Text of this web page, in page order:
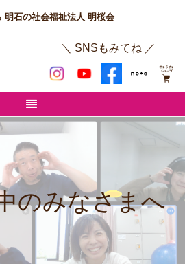
明石の社会福祉法人 明桜会
＼ SNSもみてね ／
のみなさまへ